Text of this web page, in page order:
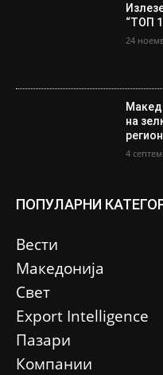
“ТОП
24
на
4
ПОПУЛАРНИ
Вести
Македонија
Свет
Еxport Intelligence
Пазари
Компании